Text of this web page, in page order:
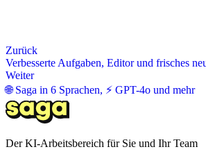
Zurück
Verbesserte Aufgaben, Editor und frisches
Weiter
🌐 Saga in 6 Sprachen, ⚡ GPT-4o und mehr
Der KI-Arbeitsbereich für Sie und Ihr Team